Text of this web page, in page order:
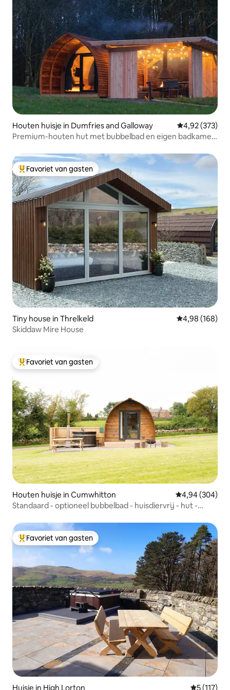
’gedicht, naar de populaire Aira Force
waterval en paden onderhouden door
de National Trust.
Houten huisje in Dumfries and Galloway Gemiddelde
4,92 (373)
Premium-houten hut met bubbelbad en eigen badkamer
Topfavoriet van gasten
Favoriet van gasten
Tiny house in Threlkeld Gemiddelde
4,98 (168)
Skiddaw Mire House
Topfavoriet van gasten
Favoriet van gasten
Houten huisje in Cumwhitton Gemiddelde
4,94 (304)
Standaard - optioneel bubbelbad - huisdiervrij - hut -
Topfavoriet van gasten
Favoriet van gasten
Huisje in High Lorton 5 (117)